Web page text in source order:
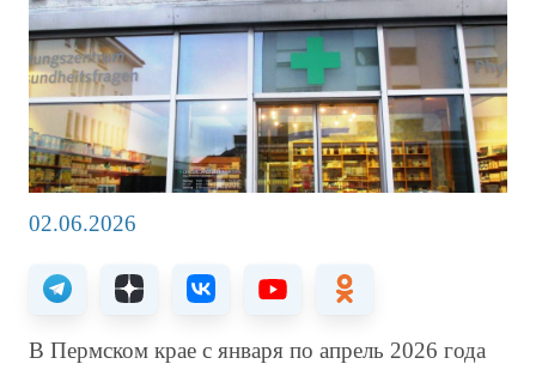
02.06.2026
В Пермском крае с января по апрель 2026 года